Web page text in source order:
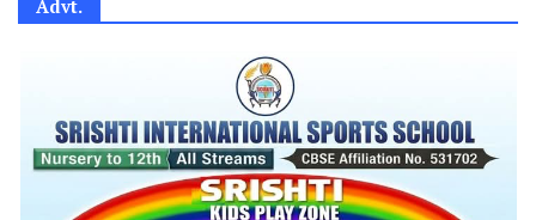
Advt.